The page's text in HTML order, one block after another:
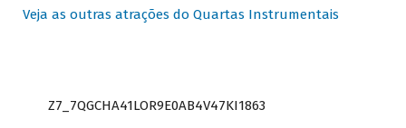
Veja as outras atrações do Quartas Instrumentais
Z7_7QGCHA41LOR9E0AB4V47KI1863